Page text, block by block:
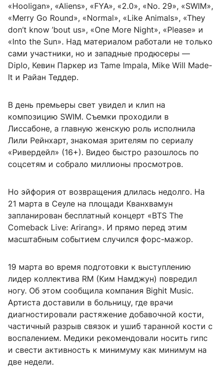
«Hooligan», «Aliens», «FYA», «2.0», «No. 29», «SWIM»,
«Merry Go Round», «Normal», «Like Animals», «They
don’t know ’bout us», «One More Night», «Please» и
«Into the Sun». Над материалом работали не только
сами участники, но и западные продюсеры —
Diplo, Кевин Паркер из Tame Impala, Mike Will Made-
It и Райан Теддер.
В день премьеры свет увидел и клип на
композицию SWIM. Съемки проходили в
Лиссабоне, а главную женскую роль исполнила
Лили Рейнхарт, знакомая зрителям по сериалу
«Ривердейл» (16+). Видео быстро разошлось по
соцсетям и собрало миллионы просмотров.
Но эйфория от возвращения длилась недолго. На
21 марта в Сеуле на площади Кванхвамун
запланирован бесплатный концерт «BTS The
Comeback Live: Arirang». И прямо перед этим
масштабным событием случился форс-мажор.
19 марта во время подготовки к выступлению
лидер коллектива RM (Ким Намджун) повредил
ногу. Об этом сообщила компания Bighit Music.
Артиста доставили в больницу, где врачи
диагностировали растяжение добавочной кости,
частичный разрыв связок и ушиб таранной кости с
воспалением. Медики рекомендовали носить гипс
и свести активность к минимуму как минимум на
две недели.